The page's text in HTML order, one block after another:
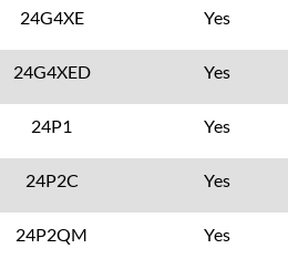
24G4XE Yes
24G4XED Yes
24P1 Yes
24P2C Yes
24P2QM Yes